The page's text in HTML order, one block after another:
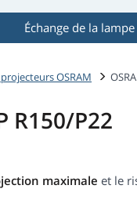
Échange de la lampe
OSRAM
R150/P22
maximale et le